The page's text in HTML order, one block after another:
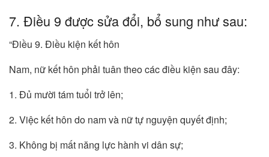
7. Điều 9 được sửa đổi, bổ sung như sau:
“Điều 9. Điều kiện kết hôn
Nam, nữ kết hôn phải tuân theo các điều kiện sau đây:
1. Đủ mười tám tuổi trở lên;
2. Việc kết hôn do nam và nữ tự nguyện quyết định;
3. Không bị mất năng lực hành vi dân sự;